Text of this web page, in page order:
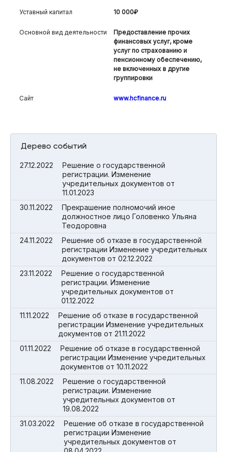
Уставный капитал 10 000₽
Основной вид деятельности
Предоставление прочих
финансовых услуг, кроме
услуг по страхованию и
пенсионному обеспечению,
не включенных в другие
группировки
Сайт www.hcfinance.ru
Дерево событий
27.12.2022
Решение о государственной
регистрации. Изменение
учредительных документов от
11.01.2023
30.11.2022
Прекрашение полномочий иное
должностное лицо Головенко Ульяна
Теодоровна
24.11.2022
Решение об отказе в государственной
регистрации Изменение учредительных
документов от 02.12.2022
23.11.2022
Решение о государственной
регистрации. Изменение
учредительных документов от
01.12.2022
11.11.2022
Решение об отказе в государственной
регистрации Изменение учредительных
документов от 21.11.2022
01.11.2022
Решение об отказе в государственной
регистрации Изменение учредительных
документов от 10.11.2022
11.08.2022
Решение о государственной
регистрации. Изменение
учредительных документов от
19.08.2022
31.03.2022
Решение об отказе в государственной
регистрации Изменение
учредительных документов от